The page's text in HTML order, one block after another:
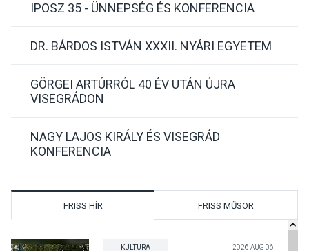
IPOSZ 35 - ÜNNEPSÉG ÉS KONFERENCIA
DR. BÁRDOS ISTVÁN XXXII. NYÁRI EGYETEM
GÖRGEI ARTÚRRÓL 40 ÉV UTÁN ÚJRA
VISEGRÁDON
NAGY LAJOS KIRÁLY ÉS VISEGRÁD
KONFERENCIA
FRISS HÍR FRISS MŰSOR
KULTÚRA 2026 AUG 06